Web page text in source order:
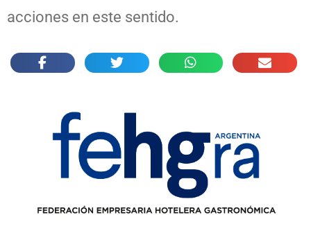
acciones en este sentido.